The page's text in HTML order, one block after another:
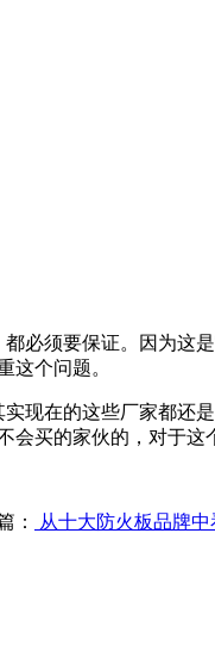
必须要保证。因为这
这个问题。
实现在的这些厂家都还
会买的家伙的，对于这
： 从十大防火板品牌